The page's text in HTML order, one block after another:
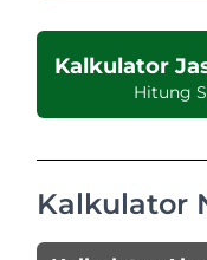
Kalkulator
Hitung
Kalkulator